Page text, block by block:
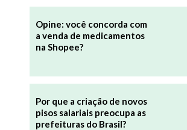
Opine: você concorda com
a venda de medicamentos
na Shopee?
Por que a criação de novos
pisos salariais preocupa as
prefeituras do Brasil?